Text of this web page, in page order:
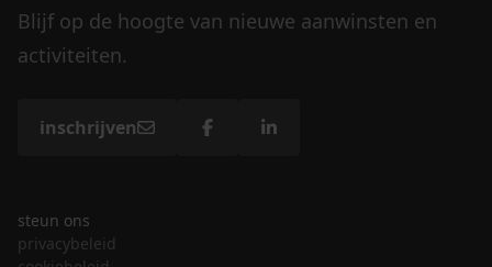
Blijf op de hoogte van nieuwe aanwinsten en
activiteiten.
inschrijven
steun ons
privacybeleid